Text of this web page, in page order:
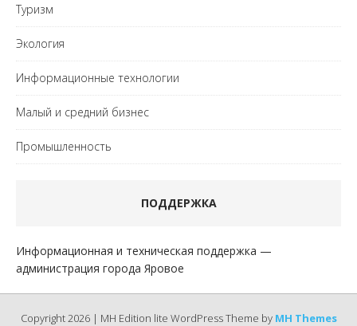
Туризм
Экология
Информационные технологии
Малый и средний бизнес
Промышленность
ПОДДЕРЖКА
Информационная и техническая поддержка —
администрация города Яровое
Copyright 2026 | MH Edition lite WordPress Theme by MH Themes